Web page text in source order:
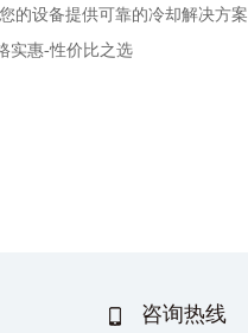
的设备提供可靠的冷却解决方案
实惠-性价比之选
咨询热线